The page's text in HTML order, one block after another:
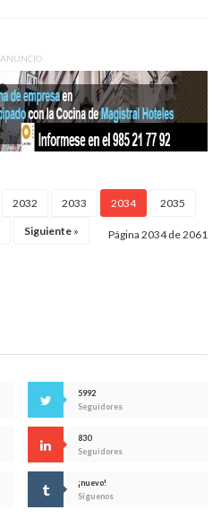
ANUNCIO
2032 2033 2034 2035
Siguiente » Página 2034 de 2061
5992
Seguidores
830
Seguidores
¡nuevo!
Síguenos